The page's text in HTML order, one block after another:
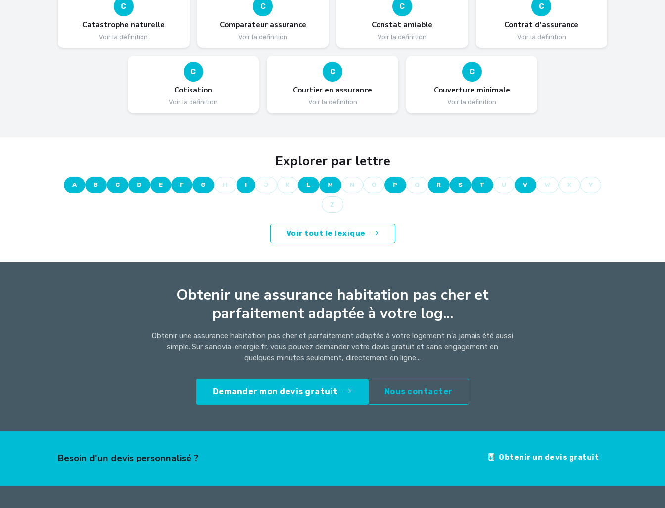
C
Catastrophe naturelle
Voir la définition
C
Comparateur assurance
Voir la définition
C
Constat amiable
Voir la définition
C
Contrat d'assurance
Voir la définition
C
Cotisation
Voir la définition
C
Courtier en assurance
Voir la définition
C
Couverture minimale
Voir la définition
Explorer par lettre
A B C D E F G H I J K L M N O P Q R S T U V W X Y
Z
Voir tout le lexique
Obtenir une assurance habitation pas cher et
parfaitement adaptée à votre log...
Obtenir une assurance habitation pas cher et parfaitement adaptée à votre logement n'a jamais été aussi
simple. Sur sanovia-energie.fr, vous pouvez demander votre devis gratuit et sans engagement en
quelques minutes seulement, directement en ligne...
Demander mon devis gratuit Nous contacter
Besoin d'un devis personnalisé ? Obtenir un devis gratuit